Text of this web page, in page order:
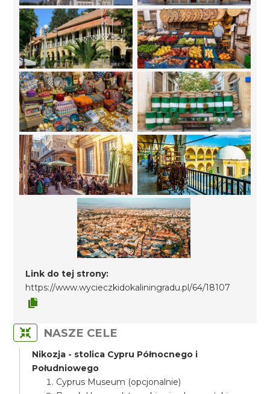
Link do tej strony:
https://www.wycieczkidokaliningradu.pl/64/18107
NASZE CELE
Nikozja - stolica Cypru Północnego i
Południowego
Cyprus Museum (opcjonalnie)